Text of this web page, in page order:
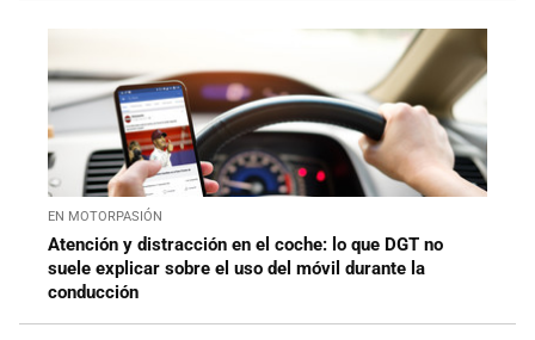
EN MOTORPASIÓN
Atención y distracción en el coche: lo que DGT no
suele explicar sobre el uso del móvil durante la
conducción